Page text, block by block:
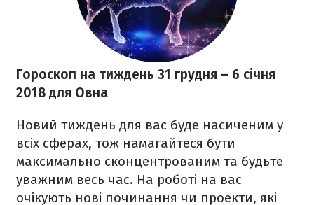
Гороскоп на тиждень 31 грудня – 6 січня
2018 для Овна
Новий тиждень для вас буде насиченим у
всіх сферах, тож намагайтеся бути
максимально сконцентрованим та будьте
уважним весь час. На роботі на вас
очікують нові починання чи проекти, які